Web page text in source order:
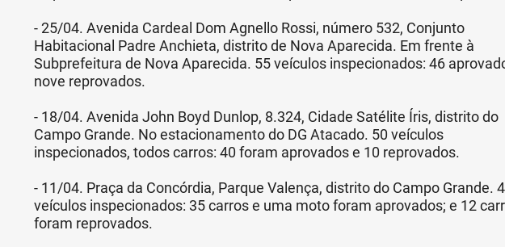
- 25/04. Avenida Cardeal Dom Agnello Rossi, número 532, Conjunto
Habitacional Padre Anchieta, distrito de Nova Aparecida. Em frente à
Subprefeitura de Nova Aparecida. 55 veículos inspecionados: 46
nove reprovados.
- 18/04. Avenida John Boyd Dunlop, 8.324, Cidade Satélite Íris, distrito do
Campo Grande. No estacionamento do DG Atacado. 50 veículos
inspecionados, todos carros: 40 foram aprovados e 10 reprovados.
- 11/04. Praça da Concórdia, Parque Valença, distrito do Campo Grande.
veículos inspecionados: 35 carros e uma moto foram aprovados; e 12
foram reprovados.